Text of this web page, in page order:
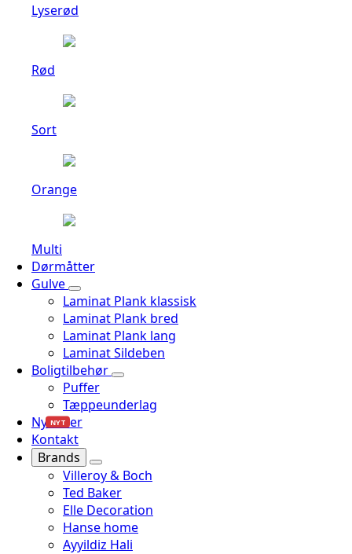
Lyserød
Rød
Sort
Orange
Multi
Dørmåtter
Gulve
Laminat Plank klassisk
Laminat Plank bred
Laminat Plank lang
Laminat Sildeben
Boligtilbehør
Puffer
Tæppeunderlag
Nyheder
NYT
Kontakt
Brands
Villeroy & Boch
Ted Baker
Elle Decoration
Hanse home
Ayyildiz Hali